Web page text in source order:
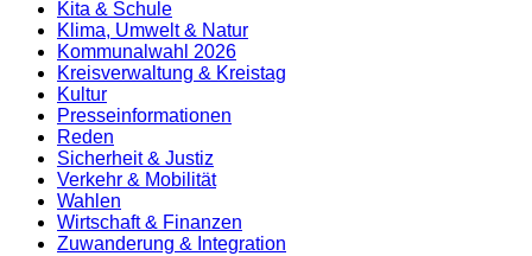
Kita & Schule
Klima, Umwelt & Natur
Kommunalwahl 2026
Kreisverwaltung & Kreistag
Kultur
Presse­informationen
Reden
Sicherheit & Justiz
Verkehr & Mobilität
Wahlen
Wirtschaft & Finanzen
Zuwanderung & Integration